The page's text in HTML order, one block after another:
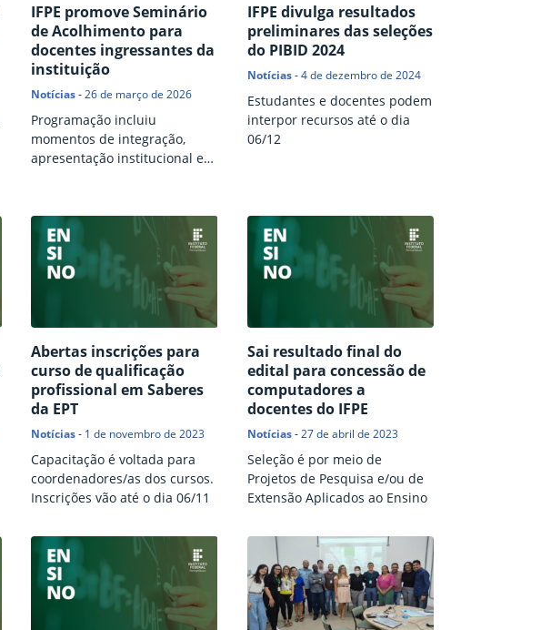
IFPE promove Seminário
de Acolhimento para
docentes ingressantes da
instituição
Notícias-26 de março de 2026
Programação incluiu
momentos de integração,
apresentação institucional e
IFPE divulga resultados
preliminares das seleções
do PIBID 2024
Notícias -4 de dezembro de 2024
Estudantes e docentes podem
interpor recursos até o dia
06/12
Abertas inscrições para
curso de qualificação
profissional em Saberes
da EPT
Notícias- 1 de novembro de 2023
Capacitação é voltada para
coordenadores/as dos cursos.
Inscrições vão até o dia 06/11
Sai resultado final do
edital para concessão de
computadores a
docentes do IFPE
Notícias -27 de abril de 2023
Seleção é por meio de
Projetos de Pesquisa e/ou de
Extensão Aplicados ao Ensino